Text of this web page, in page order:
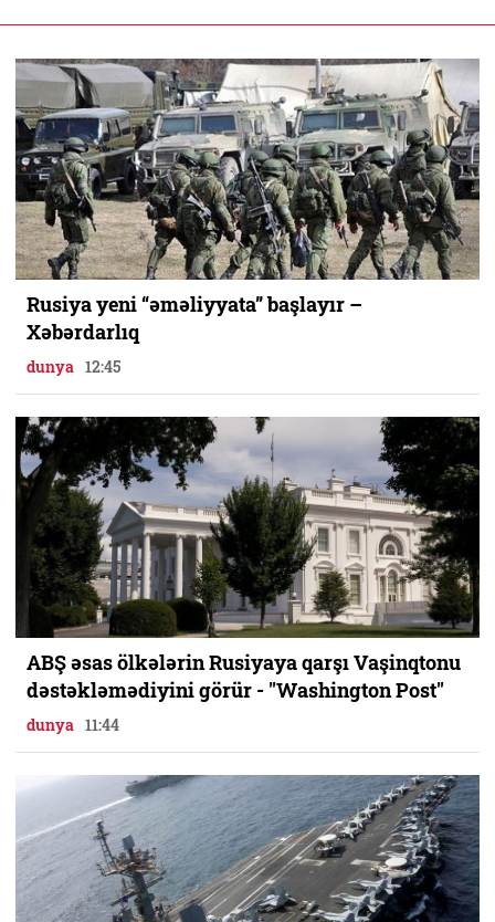
Rusiya yeni “əməliyyata” başlayır –
Xəbərdarlıq
dunya 12:45
ABŞ əsas ölkələrin Rusiyaya qarşı Vaşinqtonu
dəstəkləmədiyini görür - "Washington Post"
dunya 11:44